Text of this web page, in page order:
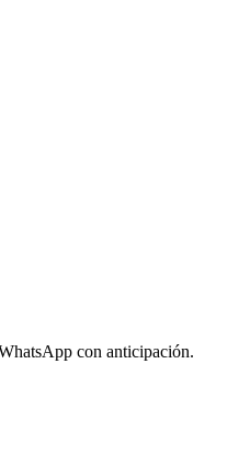
con anticipación.